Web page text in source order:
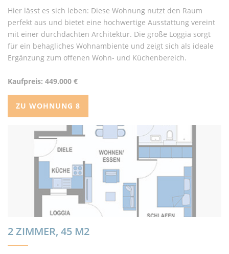
Hier lässt es sich leben: Diese Wohnung nutzt den Raum
perfekt aus und bietet eine hochwertige Ausstattung vereint
mit einer durchdachten Architektur. Die große Loggia sorgt
für ein behagliches Wohnambiente und zeigt sich als ideale
Ergänzung zum offenen Wohn- und Küchenbereich.
Kaufpreis: 449.000 €
ZU WOHNUNG 8
2 ZIMMER, 45 M2